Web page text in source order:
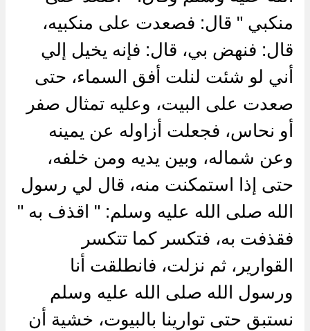
منكبي " قال: فصعدت على منكبيه،
قال: فنهض بي، قال: فإنه يخيل إلي
أني لو شئت لنلت أفق السماء، حتى
صعدت على البيت، وعليه تمثال صفر
أو نحاس، فجعلت أزاوله عن يمينه
وعن شماله، وبين يديه ومن خلفه،
حتى إذا استمكنت منه، قال لي رسول
الله صلى الله عليه وسلم: " اقذف به "
فقذفت به، فتكسر كما تتكسر
القوارير، ثم نزلت، فانطلقت أنا
ورسول الله صلى الله عليه وسلم
نستبق حتى توارينا بالبيوت، خشية أن